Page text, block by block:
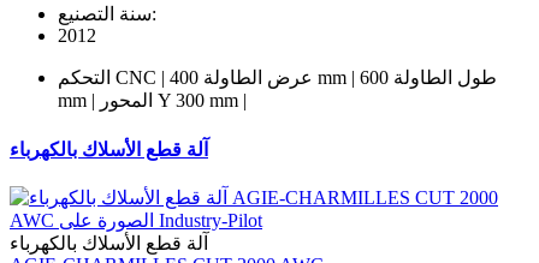
سنة التصنيع:
2012
التحكم CNC | عرض الطاولة 400 mm | طول الطاولة 600
mm | المحور Y 300 mm |
آلة قطع الأسلاك بالكهرباء
آلة قطع الأسلاك بالكهرباء